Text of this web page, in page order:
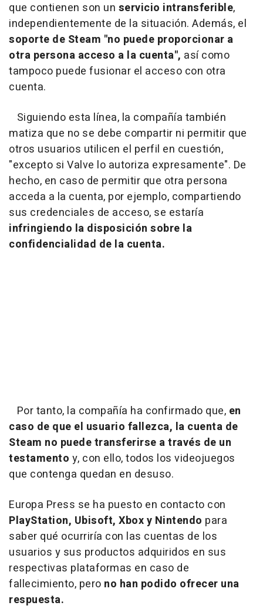
que contienen son un servicio intransferible,
independientemente de la situación. Además, el
soporte de Steam "no puede proporcionar a
otra persona acceso a la cuenta", así como
tampoco puede fusionar el acceso con otra
cuenta.
Siguiendo esta línea, la compañía también
matiza que no se debe compartir ni permitir que
otros usuarios utilicen el perfil en cuestión,
"excepto si Valve lo autoriza expresamente". De
hecho, en caso de permitir que otra persona
acceda a la cuenta, por ejemplo, compartiendo
sus credenciales de acceso, se estaría
infringiendo la disposición sobre la
confidencialidad de la cuenta.
Por tanto, la compañía ha confirmado que, en
caso de que el usuario fallezca, la cuenta de
Steam no puede transferirse a través de un
testamento y, con ello, todos los videojuegos
que contenga quedan en desuso.
Europa Press se ha puesto en contacto con
PlayStation, Ubisoft, Xbox y Nintendo para
saber qué ocurriría con las cuentas de los
usuarios y sus productos adquiridos en sus
respectivas plataformas en caso de
fallecimiento, pero no han podido ofrecer una
respuesta.